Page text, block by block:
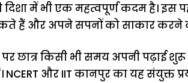
में भी एक महत्वपूर्ण कदम है। इस
हैं और अपने सपनों को साकार करने
पर छात्र किसी भी समय अपनी
और IIT कानपुर का यह संयुक्त